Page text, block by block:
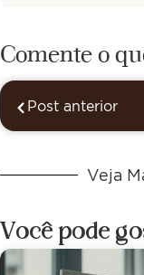
Comente o
Post anterior
Veja
Você pode